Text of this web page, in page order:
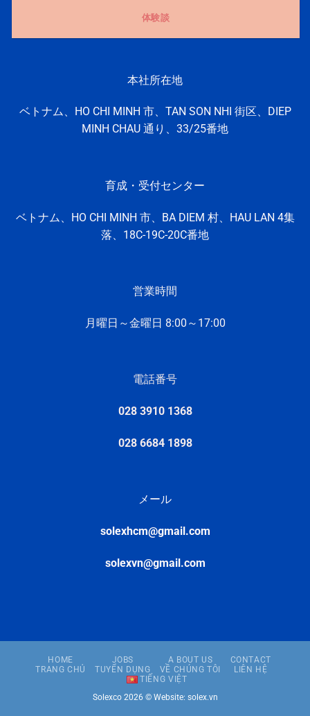
体験談
本社所在地
ベトナム、HO CHI MINH 市、TAN SON NHI 街区、DIEP
MINH CHAU 通り、33/25番地
育成・受付センター
ベトナム、HO CHI MINH 市、 BA DIEM 村、 HAU LAN 4集
落、 18C-19C-20C番地
営業時間
月曜日～金曜日 8:00～17:00
電話番号
028 3910 1368
028 6684 1898
メール
solexhcm@gmail.com
solexvn@gmail.com
HOME
TRANG CHỦ
JOBS
TUYỂN DỤNG
A BOUT US
VỀ CHÚNG TÔI
CONTACT
LIÊN HỆ
TIẾNG VIỆT
Solexco 2026 © Website: solex.vn